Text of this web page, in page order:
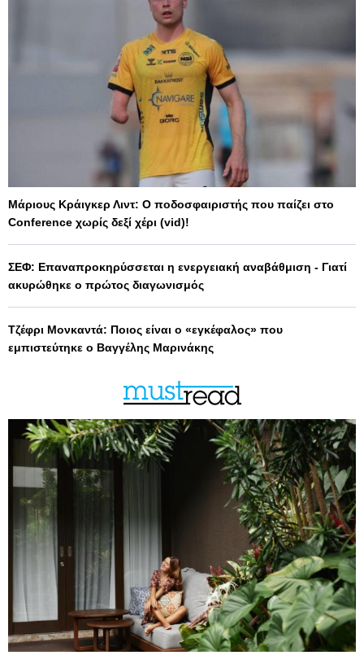
Μάριους Κράιγκερ Λιντ: Ο ποδοσφαιριστής που παίζει στο
Conference χωρίς δεξί χέρι (vid)!
ΣΕΦ: Επαναπροκηρύσσεται η ενεργειακή αναβάθμιση - Γιατί
ακυρώθηκε ο πρώτος διαγωνισμός
Τζέφρι Μονκαντά: Ποιος είναι ο «εγκέφαλος» που
εμπιστεύτηκε ο Βαγγέλης Μαρινάκης